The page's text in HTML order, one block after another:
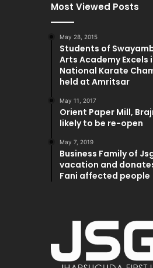
Most Viewed Posts
May 28, 2015
Students of
Arts Academy Excels
National Karate
held at Amritsar
May 11, 2017
Orient Paper Mill,
likely to be re-open
May 7, 2019
Business Family of
vacation and
Fani affected people